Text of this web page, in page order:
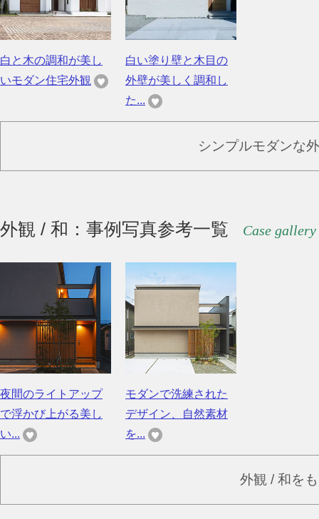
白と木の調和が美し
いモダン住宅外観
白い塗り壁と木目の
外壁が美しく調和し
た...
シンプルモダンな
外観 / 和：事例写真参考一覧 Case gallery
夜間のライトアップ
で浮かび上がる美し
い...
モダンで洗練された
デザイン、自然素材
を...
外観 / 和を